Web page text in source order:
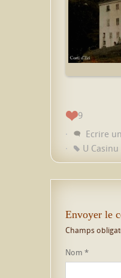
9
Ecrire
U Casinu
Envoyer le
Champs
Nom *